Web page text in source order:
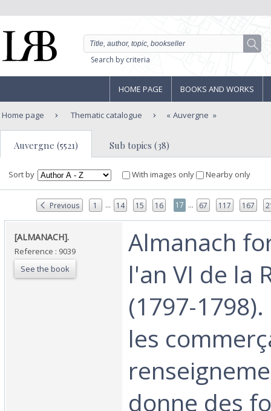
Search by criteria
HOME PAGE BOOKS AND WORKS
Home page Thematic catalogue Auvergne
Auvergne (5521) Sub topics (38)
Sort by With images only Nearby only
Previous 1 ... 14 15 16 17 ... 67 117 167
‎[ALMANACH].‎
Reference : 9039
See the book
‎Almanach
l'an VI de la
(1797-
les
donne des